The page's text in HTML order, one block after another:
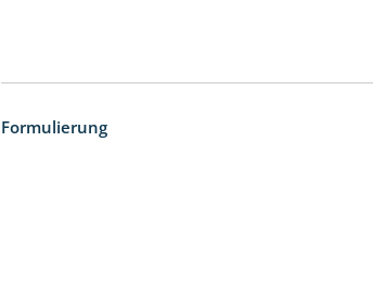
Formulierung